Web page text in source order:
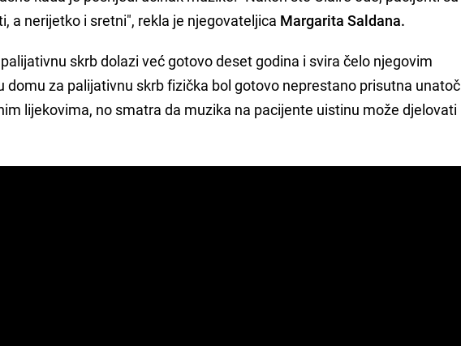
a nerijetko i sretni", rekla je njegovateljica Margarita Saldana.
skrb dolazi već gotovo deset godina i svira čelo njegovim
domu za palijativnu skrb fizička bol gotovo neprestano prisutna unatoč
lijekovima, no smatra da muzika na pacijente uistinu može djelovati